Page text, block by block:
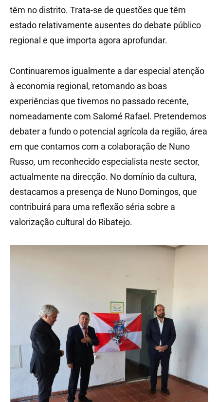
têm no distrito. Trata-se de questões que têm
estado relativamente ausentes do debate público
regional e que importa agora aprofundar.
Continuaremos igualmente a dar especial atenção
à economia regional, retomando as boas
experiências que tivemos no passado recente,
nomeadamente com Salomé Rafael. Pretendemos
debater a fundo o potencial agrícola da região, área
em que contamos com a colaboração de Nuno
Russo, um reconhecido especialista neste sector,
actualmente na direcção. No domínio da cultura,
destacamos a presença de Nuno Domingos, que
contribuirá para uma reflexão séria sobre a
valorização cultural do Ribatejo.